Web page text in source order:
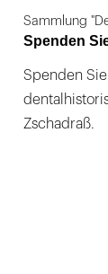
Sammlung
Spenden
Spenden
Zschadraß.